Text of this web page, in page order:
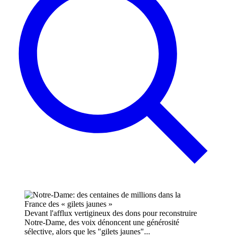
Devant l'afflux vertigineux des dons pour reconstruire
Notre-Dame, des voix dénoncent une générosité
sélective, alors que les "gilets jaunes"...